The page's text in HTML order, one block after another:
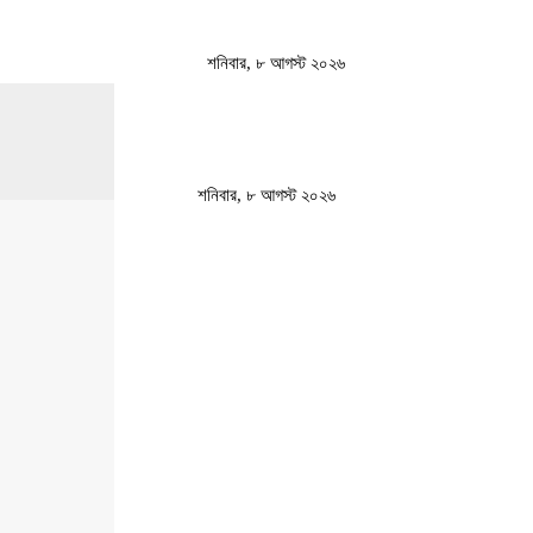
শনিবার, ৮ আগস্ট ২০২৬
শনিবার, ৮ আগস্ট ২০২৬